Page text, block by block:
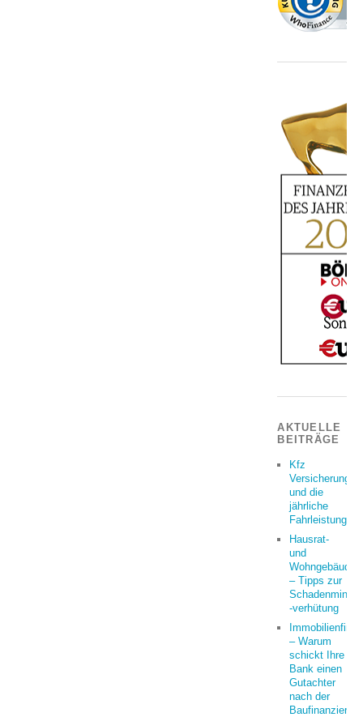
AKTUELLE
BEITRÄGE
Kfz
Versicherung
und die
jährliche
Fahrleistung
Hausrat-
und
– Tipps zur
-verhütung
– Warum
schickt Ihre
Bank einen
Gutachter
nach der